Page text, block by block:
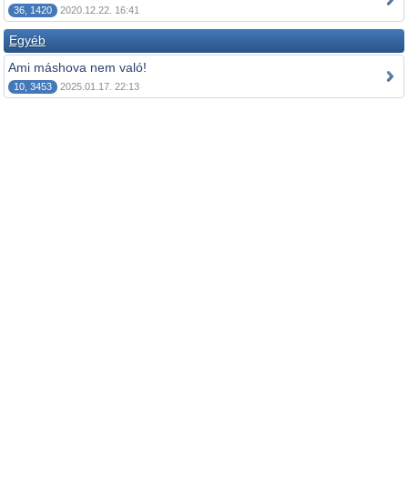
36, 1420 2020.12.22. 16:41
Egyéb
Ami máshova nem való!
10, 3453 2025.01.17. 22:13